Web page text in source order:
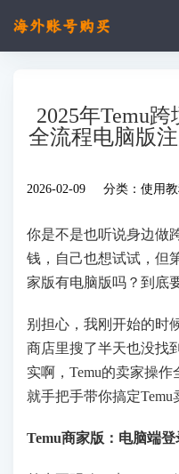
2025年Temu
全流程电脑版
2026-02-09 分类： 使用
你是不是也听说身边做
钱，自己也想试试，但
家版有电脑版吗？到底
别担心，我刚开始的时
商店里搜了半天也没找
实啊，Temu的卖家操
就手把手带你搞定Temu
Temu商家版：电脑端